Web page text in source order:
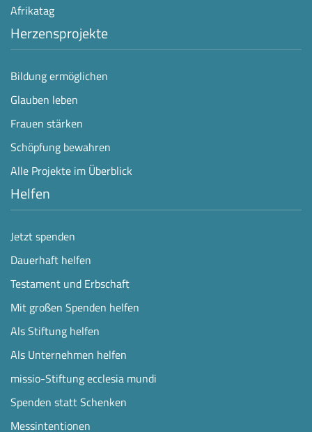
Afrikatag
Herzensprojekte
Bildung ermöglichen
Glauben leben
Frauen stärken
Schöpfung bewahren
Alle Projekte im Überblick
Helfen
Jetzt spenden
Dauerhaft helfen
Testament und Erbschaft
Mit großen Spenden helfen
Als Stiftung helfen
Als Unternehmen helfen
missio-Stiftung ecclesia mundi
Spenden statt Schenken
Messintentionen